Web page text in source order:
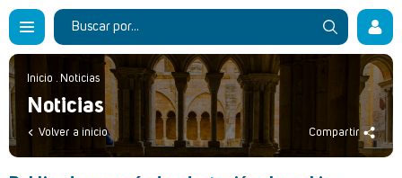
Inicio . Noticias
Noticias
Volver a inicio Compartir